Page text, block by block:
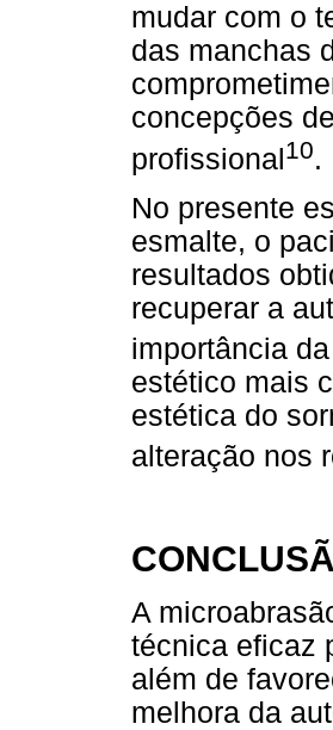
mudar com o
das manchas
concepções
profissional10.
No presente
esmalte, o
resultados
recuperar a
importância
estético mais
estética do
alteração nos
A
técnica eficaz
além de
melhora da